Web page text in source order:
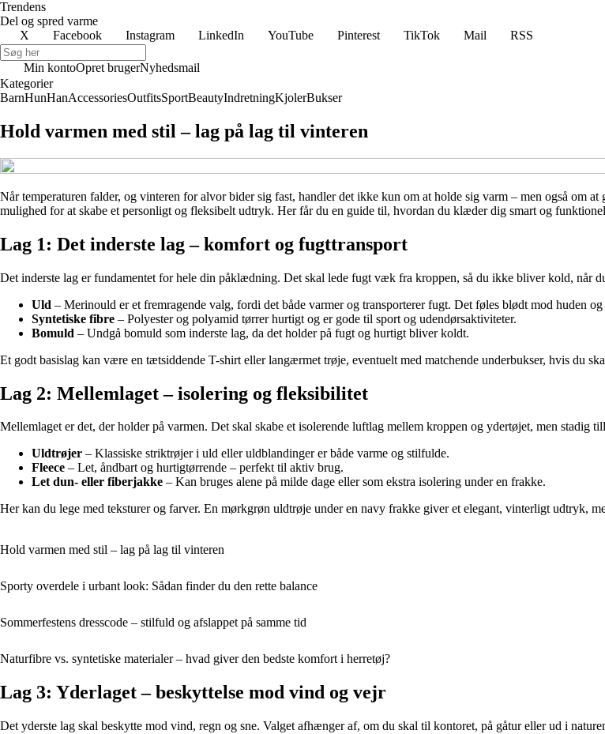
Trendens
Del og spred varme
X
Facebook Instagram LinkedIn YouTube Pinterest TikTok Mail RSS
Min kontoOpret brugerNyhedsmail
Kategorier
BarnHunHanAccessoriesOutfitsSportBeautyIndretningKjolerBukser
Hold varmen med stil – lag på lag til vinteren
Når temperaturen falder, og vinteren for alvor bider sig fast, handler det ikke kun om at holde sig varm – men også om
mulighed for at skabe et personligt og fleksibelt udtryk. Her får du en guide til, hvordan du klæder dig smart og
Lag 1: Det inderste lag – komfort og fugttransport
Det inderste lag er fundamentet for hele din påklædning. Det skal lede fugt væk fra kroppen, så du ikke bliver kold, når
Uld – Merinould er et fremragende valg, fordi det både varmer og transporterer fugt. Det føles blødt mod huden
Syntetiske fibre – Polyester og polyamid tørrer hurtigt og er gode til sport og udendørsaktiviteter.
Bomuld – Undgå bomuld som inderste lag, da det holder på fugt og hurtigt bliver koldt.
Et godt basislag kan være en tætsiddende T-shirt eller langærmet trøje, eventuelt med matchende underbukser, hvis du
Lag 2: Mellemlaget – isolering og fleksibilitet
Mellemlaget er det, der holder på varmen. Det skal skabe et isolerende luftlag mellem kroppen og ydertøjet, men stadig
Uldtrøjer – Klassiske striktrøjer i uld eller uldblandinger er både varme og stilfulde.
Fleece – Let, åndbart og hurtigtørrende – perfekt til aktiv brug.
Let dun- eller fiberjakke – Kan bruges alene på milde dage eller som ekstra isolering under en frakke.
Her kan du lege med teksturer og farver. En mørkgrøn uldtrøje under en navy frakke giver et elegant, vinterligt udtryk,
Hold varmen med stil – lag på lag til vinteren
Sporty overdele i urbant look: Sådan finder du den rette balance
Sommerfestens dresscode – stilfuld og afslappet på samme tid
Naturfibre vs. syntetiske materialer – hvad giver den bedste komfort i herretøj?
Lag 3: Yderlaget – beskyttelse mod vind og vejr
Det yderste lag skal beskytte mod vind, regn og sne. Valget afhænger af, om du skal til kontoret, på gåtur eller ud i